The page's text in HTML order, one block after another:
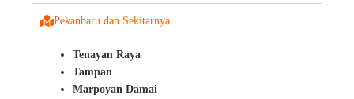
Pekanbaru dan Sekitarnya
Tenayan Raya
Tampan
Marpoyan Damai